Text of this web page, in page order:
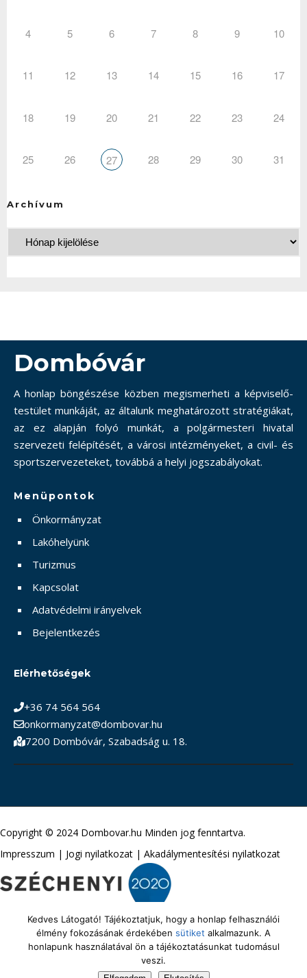
4 5 6 7 8 9 10
11 12 13 14 15 16 17
18 19 20 21 22 23 24
25 26 27 28 29 30 31
Archívum
Dombóvár
A honlap böngészése közben megismerheti a képviselő-
testület munkáját, az általunk meghatározott stratégiákat,
az ez alapján folyó munkát, a polgármesteri hivatal
szervezeti felépítését, a városi intézményeket, a civil- és
sportszervezeteket, továbbá a helyi jogszabályokat.
Menüpontok
Önkormányzat
Lakóhelyünk
Turizmus
Kapcsolat
Adatvédelmi irányelvek
Bejelentkezés
Elérhetőségek
+36 74 564 564
onkormanyzat@dombovar.hu
7200 Dombóvár, Szabadság u. 18.
Copyright © 2024 Dombovar.hu Minden jog fenntartva.
Impresszum | Jogi nyilatkozat | Akadálymentesítési nyilatkozat
Kedves Látogató! Tájékoztatjuk, hogy a honlap felhasználói
élmény fokozásának érdekében sütiket alkalmazunk. A
honlapunk használatával ön a tájékoztatásunkat tudomásul
veszi.